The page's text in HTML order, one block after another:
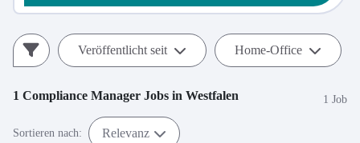
Veröffentlicht seit Home-Office
1 Compliance Manager Jobs in Westfalen 1 Job
Sortieren nach: Relevanz